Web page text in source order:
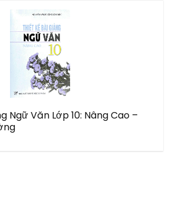
Ngữ Văn Lớp 10: Nâng Cao –